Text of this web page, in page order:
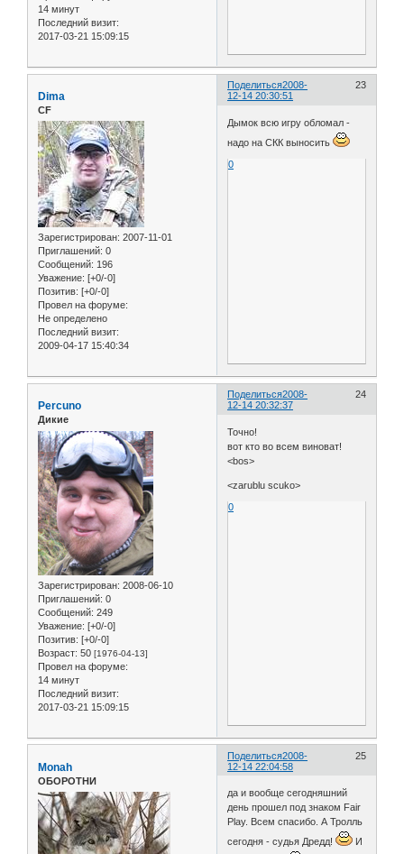
14 минут
Последний визит:
2017-03-21 15:09:15
Поделиться 23
2008-
12-14 20:30:51
Dima
CF
Зарегистрирован: 2007-11-01
Приглашений: 0
Сообщений: 196
Уважение: [+0/-0]
Позитив: [+0/-0]
Провел на форуме:
Не определено
Последний визит:
2009-04-17 15:40:34
Дымок всю игру обломал -
надо на СКК выносить
0
Поделиться 24
2008-
12-14 20:32:37
Percuno
Дикие
Зарегистрирован: 2008-06-10
Приглашений: 0
Сообщений: 249
Уважение: [+0/-0]
Позитив: [+0/-0]
Возраст: 50 [1976-04-13]
Провел на форуме:
14 минут
Последний визит:
2017-03-21 15:09:15
Точно!
вот кто во всем виноват!
<bos>
<zarublu scuko>
0
Поделиться 25
2008-
12-14 22:04:58
Monah
ОБОРОТНИ
да и вообще сегодняшний
день прошел под знаком Fair
Play. Всем спасибо. А Тролль
сегодня - судья Дредд!
И